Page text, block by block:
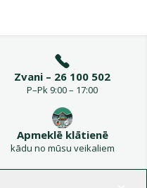
Zvani – 26 100 502
P–Pk 9:00 – 17:00
Apmeklē klātienē
kādu no mūsu veikaliem